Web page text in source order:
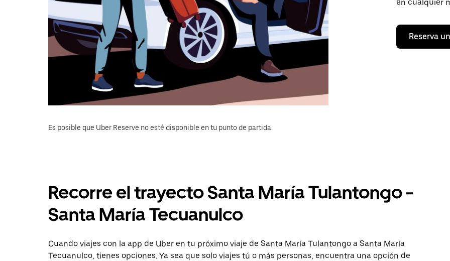
en cualquier
Reserva
Es posible que Uber Reserve no esté disponible en tu punto de partida.
Recorre el trayecto Santa María Tulantongo -
Santa María Tecuanulco
Cuando viajes con la app de Uber en tu próximo viaje de Santa María Tulantongo a Santa María
Tecuanulco, tienes opciones. Ya sea que solo viajes tú o más personas, encuentra una opción de